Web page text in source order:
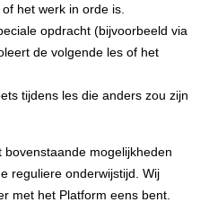
het werk in orde is.
opdracht (bijvoorbeeld via
de volgende les of het
tijdens les die anders zou zijn
mogelijkheden
reguliere onderwijstijd. Wij
met het Platform eens bent.